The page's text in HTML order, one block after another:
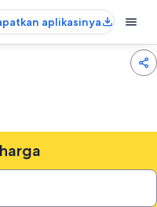
aplikasinya